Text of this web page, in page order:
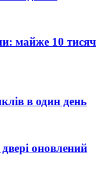
майже 10 тисяч
в один день
оновлений